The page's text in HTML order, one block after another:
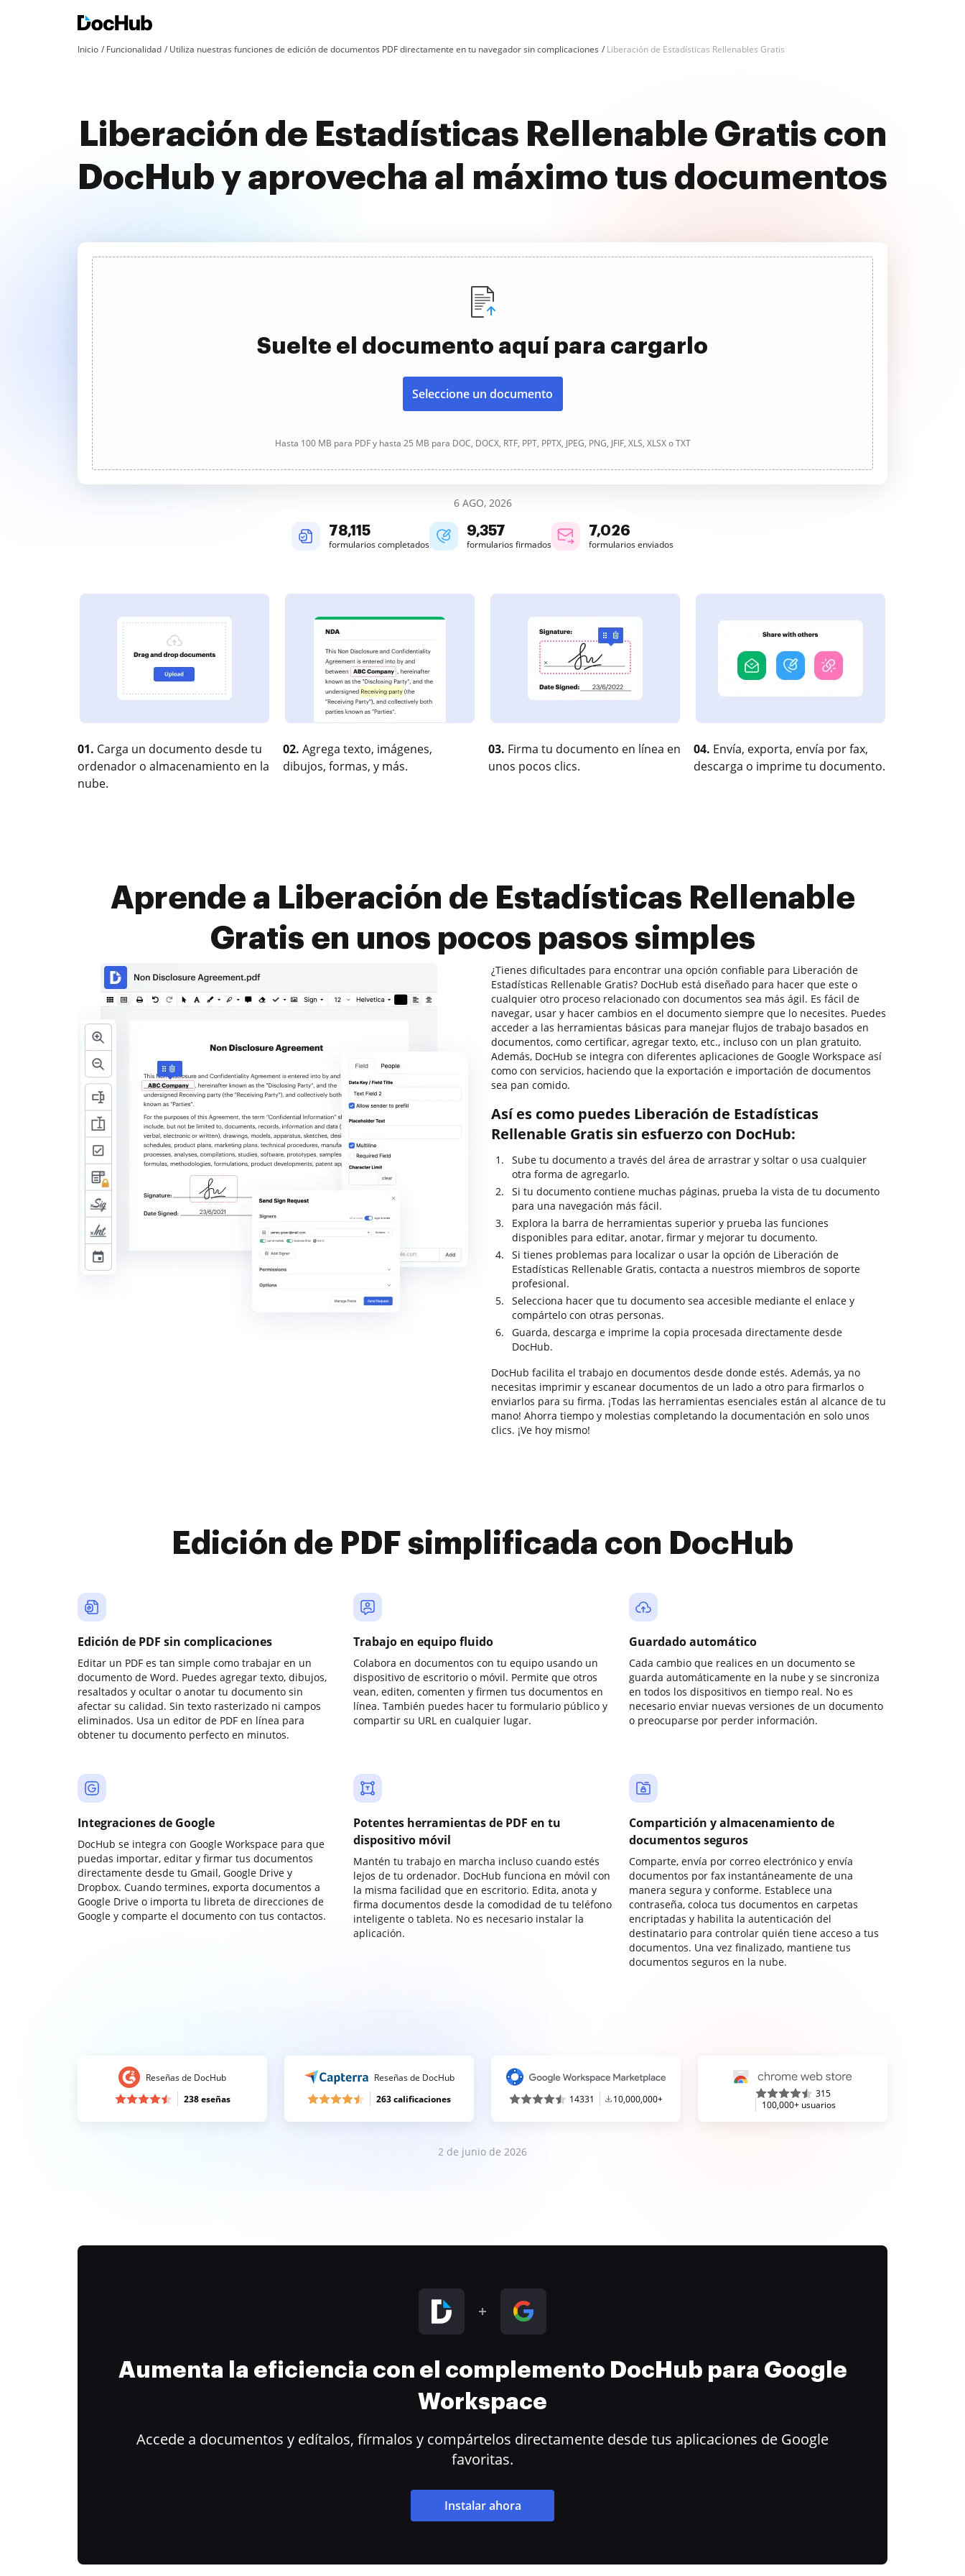
Inicio Funcionalidad Utiliza nuestras funciones de edición de documentos PDF directamente en tu navegador sin complicaciones Liberación de Estadísticas Rellenables Gratis
Liberación de Estadísticas Rellenable Gratis con
DocHub y aprovecha al máximo tus documentos
Suelte el documento aquí para cargarlo
Seleccione un documento
Hasta 100 MB para PDF y hasta 25 MB para DOC, DOCX, RTF, PPT, PPTX, JPEG, PNG, JFIF, XLS, XLSX o TXT
6 AGO, 2026
78,115
formularios completados
9,357
formularios firmados
7,027
formularios enviados
01. Carga un documento desde tu
ordenador o almacenamiento en la
nube.
02. Agrega texto, imágenes,
dibujos, formas, y más.
03. Firma tu documento en línea en
unos pocos clics.
04. Envía, exporta, envía por fax,
descarga o imprime tu documento.
Aprende a Liberación de Estadísticas Rellenable
Gratis en unos pocos pasos simples
¿Tienes dificultades para encontrar una opción confiable para Liberación de
Estadísticas Rellenable Gratis? DocHub está diseñado para hacer que este o
cualquier otro proceso relacionado con documentos sea más ágil. Es fácil de
navegar, usar y hacer cambios en el documento siempre que lo necesites. Puedes
acceder a las herramientas básicas para manejar flujos de trabajo basados en
documentos, como certificar, agregar texto, etc., incluso con un plan gratuito.
Además, DocHub se integra con diferentes aplicaciones de Google Workspace así
como con servicios, haciendo que la exportación e importación de documentos
sea pan comido.
Así es como puedes Liberación de Estadísticas
Rellenable Gratis sin esfuerzo con DocHub:
Sube tu documento a través del área de arrastrar y soltar o usa cualquier
otra forma de agregarlo.
Si tu documento contiene muchas páginas, prueba la vista de tu documento
para una navegación más fácil.
Explora la barra de herramientas superior y prueba las funciones
disponibles para editar, anotar, firmar y mejorar tu documento.
Si tienes problemas para localizar o usar la opción de Liberación de
Estadísticas Rellenable Gratis, contacta a nuestros miembros de soporte
profesional.
Selecciona hacer que tu documento sea accesible mediante el enlace y
compártelo con otras personas.
Guarda, descarga e imprime la copia procesada directamente desde
DocHub.
DocHub facilita el trabajo en documentos desde donde estés. Además, ya no
necesitas imprimir y escanear documentos de un lado a otro para firmarlos o
enviarlos para su firma. ¡Todas las herramientas esenciales están al alcance de tu
mano! Ahorra tiempo y molestias completando la documentación en solo unos
clics. ¡Ve hoy mismo!
Edición de PDF simplificada con DocHub
Edición de PDF sin complicaciones
Editar un PDF es tan simple como trabajar en un
documento de Word. Puedes agregar texto, dibujos,
resaltados y ocultar o anotar tu documento sin
afectar su calidad. Sin texto rasterizado ni campos
eliminados. Usa un editor de PDF en línea para
obtener tu documento perfecto en minutos.
Trabajo en equipo fluido
Colabora en documentos con tu equipo usando un
dispositivo de escritorio o móvil. Permite que otros
vean, editen, comenten y firmen tus documentos en
línea. También puedes hacer tu formulario público y
compartir su URL en cualquier lugar.
Guardado automático
Cada cambio que realices en un documento se
guarda automáticamente en la nube y se sincroniza
en todos los dispositivos en tiempo real. No es
necesario enviar nuevas versiones de un documento
o preocuparse por perder información.
Integraciones de Google
DocHub se integra con Google Workspace para que
puedas importar, editar y firmar tus documentos
directamente desde tu Gmail, Google Drive y
Dropbox. Cuando termines, exporta documentos a
Google Drive o importa tu libreta de direcciones de
Google y comparte el documento con tus contactos.
Potentes herramientas de PDF en tu
dispositivo móvil
Mantén tu trabajo en marcha incluso cuando estés
lejos de tu ordenador. DocHub funciona en móvil con
la misma facilidad que en escritorio. Edita, anota y
firma documentos desde la comodidad de tu teléfono
inteligente o tableta. No es necesario instalar la
aplicación.
Compartición y almacenamiento de
documentos seguros
Comparte, envía por correo electrónico y envía
documentos por fax instantáneamente de una
manera segura y conforme. Establece una
contraseña, coloca tus documentos en carpetas
encriptadas y habilita la autenticación del
destinatario para controlar quién tiene acceso a tus
documentos. Una vez finalizado, mantiene tus
documentos seguros en la nube.
Reseñas de DocHub
238 eseñas
Reseñas de DocHub
263 calificaciones
14331 10,000,000+
315
100,000+ usuarios
2 de junio de 2026
Aumenta la eficiencia con el complemento DocHub para Google
Workspace
Accede a documentos y edítalos, fírmalos y compártelos directamente desde tus aplicaciones de Google
favoritas.
Instalar ahora